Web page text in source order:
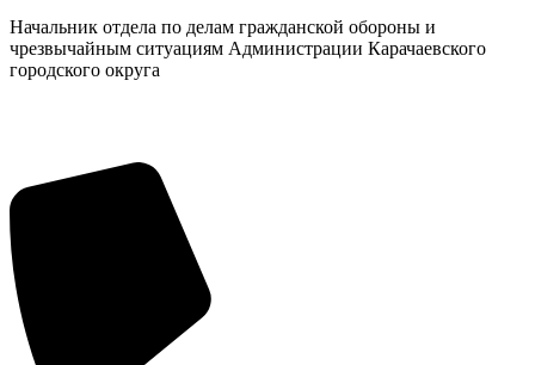
Начальник отдела по делам гражданской обороны и
чрезвычайным ситуациям Администрации Карачаевского
городского округа